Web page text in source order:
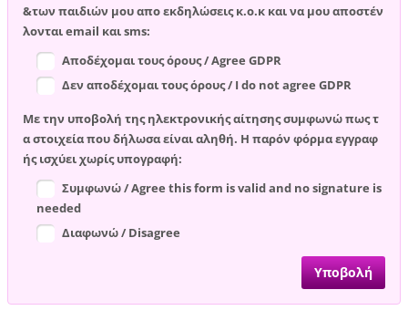
&των παιδιών μου απο εκδηλώσεις κ.ο.κ και να μου αποστέν
λονται email και sms:
Αποδέχομαι τους όρους / Agree GDPR
Δεν αποδέχομαι τους όρους / I do not agree GDPR
Με την υποβολή της ηλεκτρονικής αίτησης συμφωνώ πως τ
α στοιχεία που δήλωσα είναι αληθή. Η παρόν φόρμα εγγραφ
ής ισχύει χωρίς υπογραφή:
Συμφωνώ / Agree this form is valid and no signature is
needed
Διαφωνώ / Disagree